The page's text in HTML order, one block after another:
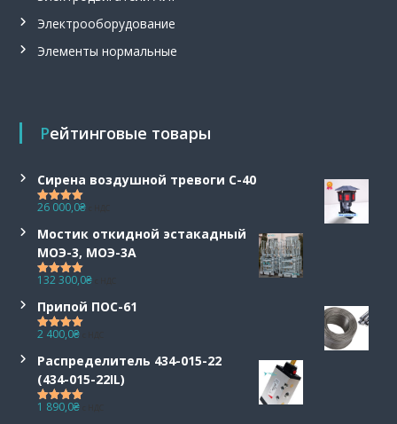
Электрооборудование
Элементы нормальные
Рейтинговые товары
Сирена воздушной тревоги С-40
Оценка5.00
26 000,0₴
Мостик откидной эстакадный
МОЭ-3, МОЭ-3А
Оценка5.00
132 300,0₴
Припой ПОС-61
Оценка5.00
2 400,0₴
Распределитель 434-015-22
(434-015-22IL)
Оценка5.00
1 890,0₴